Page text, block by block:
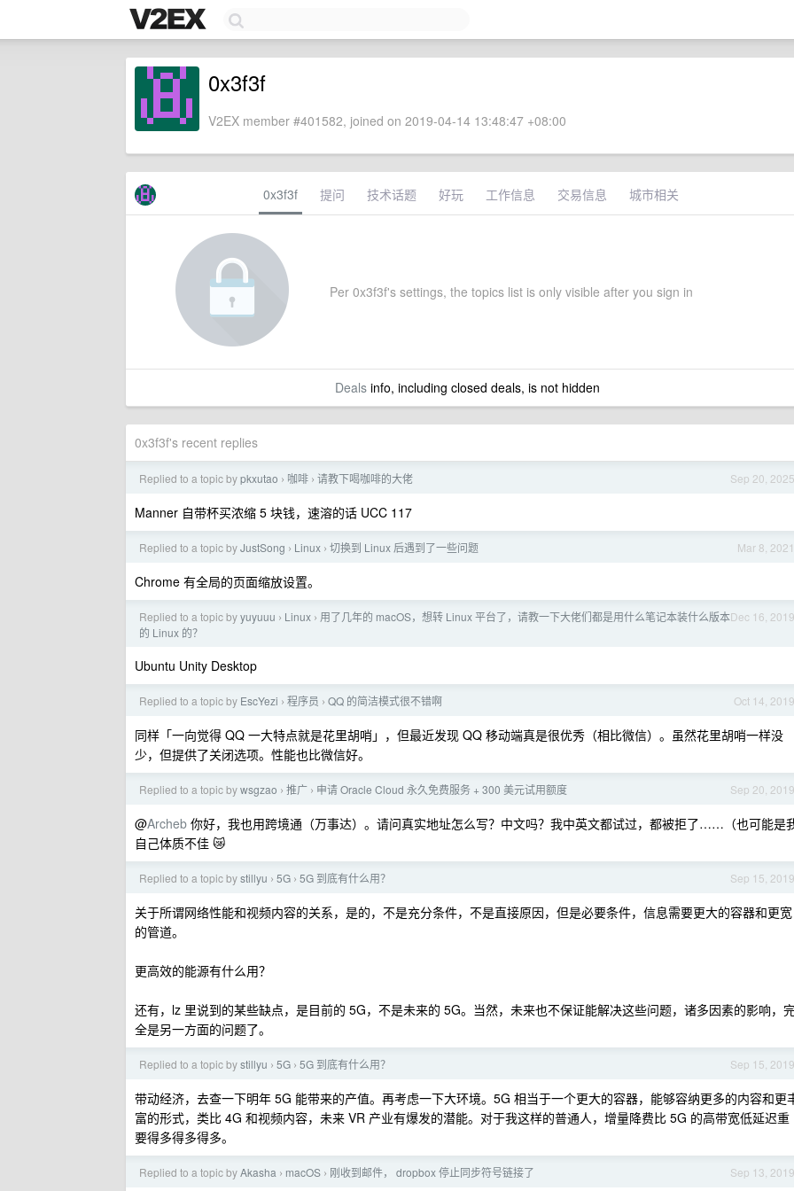
0x3f3f
V2EX member #401582, joined on 2019-04-14 13:48:47 +08:00
0x3f3f 提问 技术话题 好玩 工作信息 交易信息 城市相关
Per 0x3f3f's settings, the topics list is only visible after you sign in
Dealsinfo, including closed deals, is not hidden
0x3f3f's recent replies
Sep 20, 2025
Replied to a topic bypkxutao › 咖啡 › 请教下喝咖啡的大佬
Manner 自带杯买浓缩 5 块钱，速溶的话 UCC 117
Mar 8, 2021
Replied to a topic byJustSong › Linux › 切换到 Linux 后遇到了一些问题
Chrome 有全局的页面缩放设置。
Dec 16, 2019
Replied to a topic byyuyuuu › Linux › 用了几年的 macOS，想转 Linux 平台了，请教一下大佬们都是用什么笔记本装什么版本
的 Linux 的？
Ubuntu Unity Desktop
Oct 14, 2019
Replied to a topic by EscYezi › 程序员 › QQ 的简洁模式很不错啊
同样「一向觉得 QQ 一大特点就是花里胡哨」，但最近发现 QQ 移动端真是很优秀（相比微信）。虽然花里胡哨一样没
少，但提供了关闭选项。性能也比微信好。
Sep 20, 2019
Replied to a topic bywsgzao › 推广 › 申请 Oracle Cloud 永久免费服务 + 300 美元试用额度
@Archeb 你好，我也用跨境通（万事达）。请问真实地址怎么写？中文吗？我中英文都试过，都被拒了……（也可能是
自己体质不佳 😿
Sep 15, 2019
Replied to a topic bystillyu › 5G › 5G 到底有什么用？
关于所谓网络性能和视频内容的关系，是的，不是充分条件，不是直接原因，但是必要条件，信息需要更大的容器和更宽
的管道。
更高效的能源有什么用？
还有，lz 里说到的某些缺点，是目前的 5G，不是未来的 5G。当然，未来也不保证能解决这些问题，诸多因素的影响，
全是另一方面的问题了。
Sep 15, 2019
Replied to a topic bystillyu › 5G › 5G 到底有什么用？
带动经济，去查一下明年 5G 能带来的产值。再考虑一下大环境。5G 相当于一个更大的容器，能够容纳更多的内容和更
富的形式，类比 4G 和视频内容，未来 VR 产业有爆发的潜能。对于我这样的普通人，增量降费比 5G 的高带宽低延迟重
要得多得多得多。
Sep 13, 2019
Replied to a topic byAkasha › macOS › 刚收到邮件， dropbox 停止同步符号链接了